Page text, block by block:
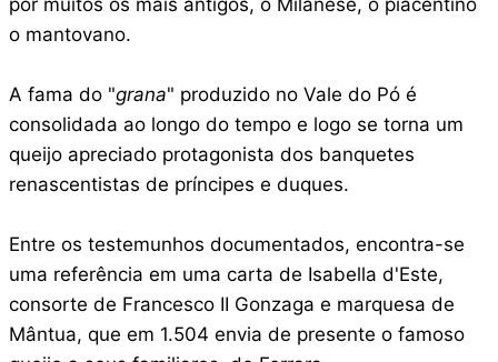
por muitos os mais antigos, o Milanese, o piacentino
o mantovano.
A fama do "grana" produzido no Vale do Pó é
consolidada ao longo do tempo e logo se torna um
queijo apreciado protagonista dos banquetes
renascentistas de príncipes e duques.
Entre os testemunhos documentados, encontra-se
uma referência em uma carta de Isabella d'Este,
consorte de Francesco II Gonzaga e marquesa de
Mântua, que em 1.504 envia de presente o famoso